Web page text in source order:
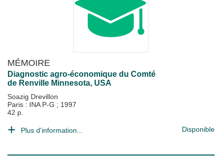
MÉMOIRE
Diagnostic agro-économique du Comté
de Renville Minnesota, USA
Soazig Drevillon
Paris : INA P-G ; 1997
42 p.
Plus d'information... Disponible